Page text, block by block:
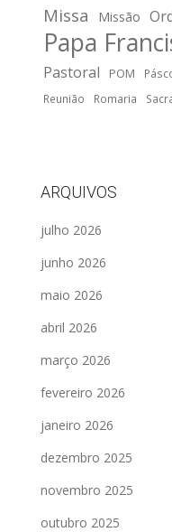
Missa Missão
Papa
Pastoral
POM
Reunião Romaria
ARQUIVOS
julho 2026
junho 2026
maio 2026
abril 2026
março 2026
fevereiro 2026
janeiro 2026
dezembro 2025
novembro 2025
outubro 2025